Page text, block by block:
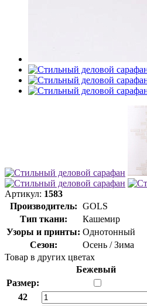
Артикул: 1583
Производитель: GOLS
Тип ткани:
Кашемир
Узоры и принты: Однотонный
Сезон:
Осень / Зима
Товар в других цветах
Бежевый
Размер:
42